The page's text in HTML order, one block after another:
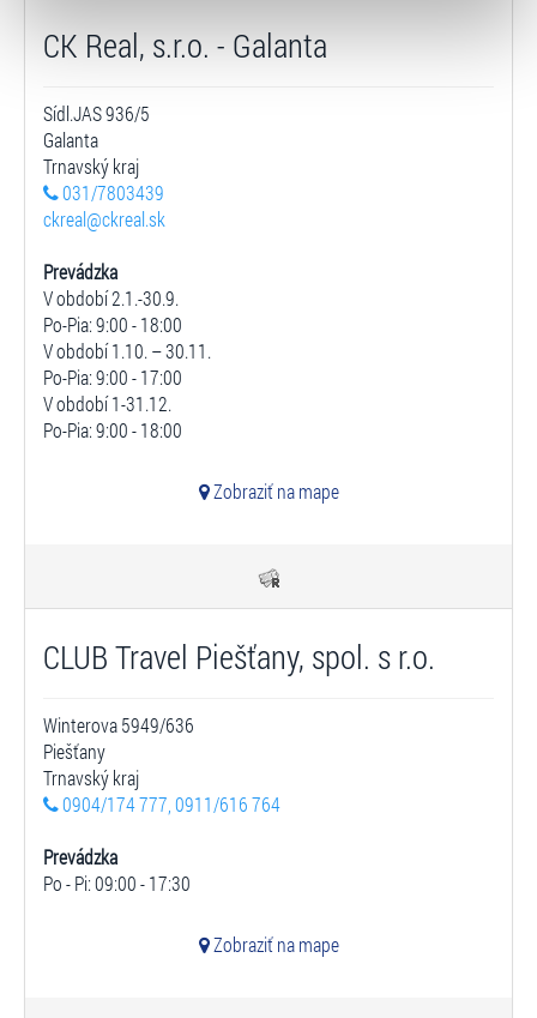
zpracování upravíte zaškrtnutím příslušné varianty. Svoji
volbu můžete kdykoliv změnit v zápatí stránky v záložce
CK Real, s.r.o. - Galanta
Sídl.JAS 936/5
Galanta
Trnavský kraj
031/7803439
ckreal@ckreal.sk
Prevádzka
V období 2.1.-30.9.
Po-Pia: 9:00 - 18:00
V období 1.10. – 30.11.
Po-Pia: 9:00 - 17:00
V období 1-31.12.
Po-Pia: 9:00 - 18:00
Zobraziť na mape
CLUB Travel Piešťany, spol. s r.o.
Winterova 5949/636
Piešťany
Trnavský kraj
0904/174 777, 0911/616 764
Prevádzka
Po - Pi: 09:00 - 17:30
Zobraziť na mape